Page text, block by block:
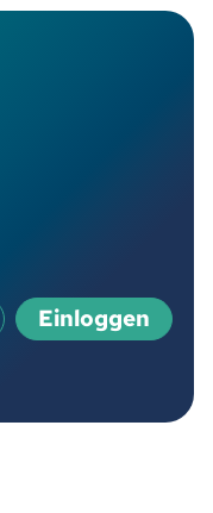
Einloggen